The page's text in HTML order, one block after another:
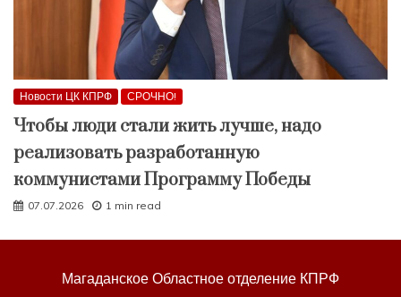
Новости ЦК КПРФ СРОЧНО!
Чтобы люди стали жить лучше, надо
реализовать разработанную
коммунистами Программу Победы
07.07.2026 1 min read
Магаданское Областное отделение КПРФ